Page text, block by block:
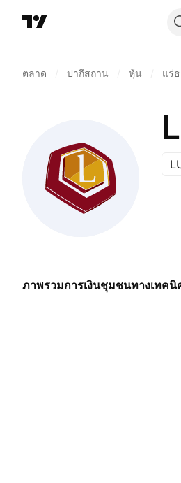
ตลาด ปากีสถาน หุ้น แร่
ภาพรวมการเงินชุมชนทางเทคนิ